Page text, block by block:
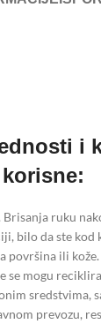
i
ruku
bilo da ste kod
površina ili kože.
se mogu
sredstvima,